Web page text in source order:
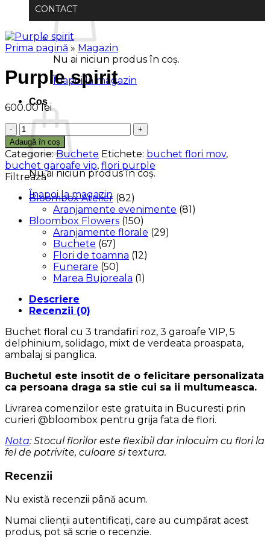
Nu ai niciun produs în coș.
Înapoi la magazin
Coș
Nu ai niciun produs în coș.
Înapoi la magazin
CONTACT
Prima pagină » Magazin
Purple spirit
600.00lei
Cantitate
Purple
spirit
Adaugă în coș
Categorie:Buchete Etichete: buchet flori mov,
buchet garoafe vip, flori purple
Filtrează
Bloombox Atelier (82)
Aranjamente evenimente (81)
Bloombox Flowers (150)
Aranjamente florale (29)
Buchete (67)
Flori de toamna (12)
Funerare (50)
Marea Bujoreala (1)
Descriere
Recenzii (0)
Buchet floral cu 3 trandafiri roz, 3 garoafe VIP, 5
delphinium, solidago, mixt de verdeata proaspata,
ambalaj si panglica.
Buchetul este insotit de o felicitare personalizata
ca persoana draga sa stie cui sa ii multumeasca.
Livrarea comenzilor este gratuita in Bucuresti prin
curieri @bloombox pentru grija fata de flori.
Nota: Stocul florilor este flexibil dar inlocuim cu flori la
fel de potrivite, culoare si textura.
Recenzii
Nu există recenzii până acum.
Numai clienții autentificați, care au cumpărat acest
produs, pot să scrie o recenzie.